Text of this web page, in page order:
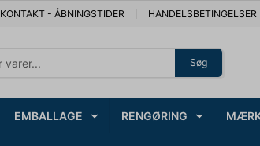
KONTAKT - ÅBNINGSTIDER HANDELSBETINGELSER
Søg
EMBALLAGE RENGØRING